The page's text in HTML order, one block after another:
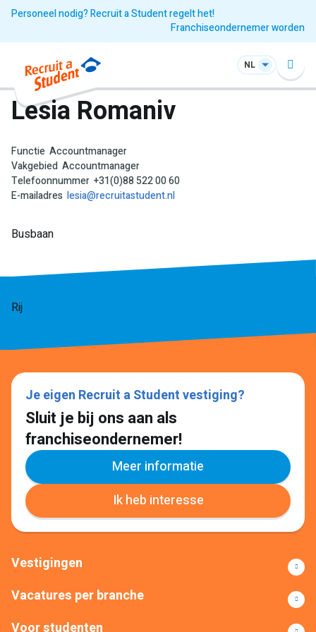
Personeel nodig? Recruit a Student regelt het!
Franchiseondernemer worden
NL
Lesia Romaniv
Functie Accountmanager
Vakgebied Accountmanager
Telefoonnummer +31(0)88 522 00 60
E-mailadres lesia@recruitastudent.nl
Busbaan
Rij
Je eigen Recruit a Student vestiging?
Sluit je bij ons aan als
franchiseondernemer!
Meer informatie
Ik heb interesse
Vestigingen
Vacatures per branche
Voor studenten